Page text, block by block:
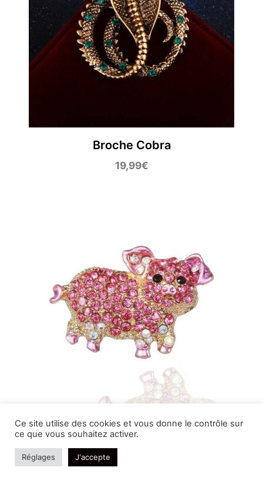
Broche Cobra
19,99€
Broche Cochon Strass
22,99
Ce site utilise des cookies et vous donne le contrôle sur
ce que vous souhaitez activer.
Réglages J'accepte